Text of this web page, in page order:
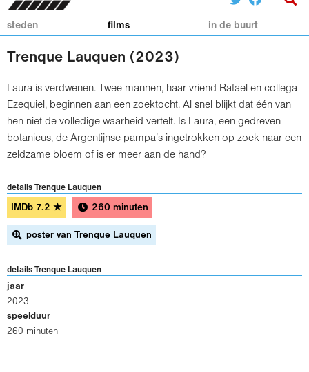
steden films in de buurt
Trenque Lauquen (2023)
Laura is verdwenen. Twee mannen, haar vriend Rafael en collega
Ezequiel, beginnen aan een zoektocht. Al snel blijkt dat één van
hen niet de volledige waarheid vertelt. Is Laura, een gedreven
botanicus, de Argentijnse pampa’s ingetrokken op zoek naar een
zeldzame bloem of is er meer aan de hand?
details Trenque Lauquen
IMDb 7.2 ★ 260 minuten
poster van Trenque Lauquen
details Trenque Lauquen
jaar
2023
speelduur
260 minuten